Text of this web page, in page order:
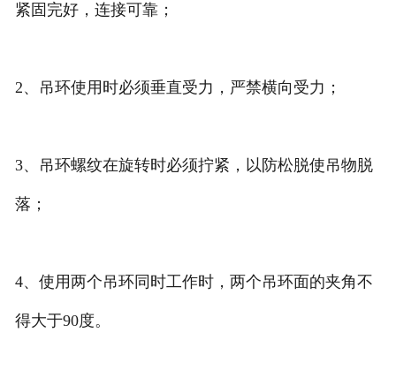
紧固完好，连接可靠；
2、吊环使用时必须垂直受力，严禁横向受力；
3、吊环螺纹在旋转时必须拧紧，以防松脱使吊物脱
落；
4、使用两个吊环同时工作时，两个吊环面的夹角不
得大于90度。